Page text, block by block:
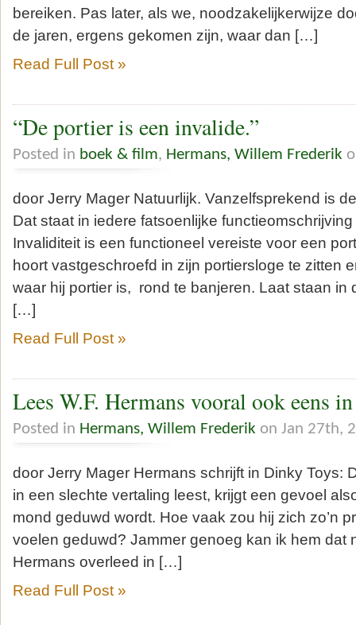
bereiken. Pas later, als we, noodzakelijkerwijze
de jaren, ergens gekomen zijn, waar dan […]
Read Full Post »
“De portier is een invalide.”
Posted in boek & film, Hermans, Willem Frederik
door Jerry Mager Natuurlijk. Vanzelfsprekend is
Dat staat in iedere fatsoenlijke
Invaliditeit is een functioneel vereiste voor een
hoort vastgeschroefd in zijn portiersloge te zitten
waar hij portier is, rond te banjeren. Laat staan in
[…]
Read Full Post »
Lees W.F. Hermans vooral ook eens
Posted in Hermans, Willem Frederik on Jan 27th,
door Jerry Mager Hermans schrijft in Dinky Toys:
in een slechte vertaling leest, krijgt een gevoel
mond geduwd wordt. Hoe vaak zou hij zich zo’n
voelen geduwd? Jammer genoeg kan ik hem dat
Hermans overleed in […]
Read Full Post »